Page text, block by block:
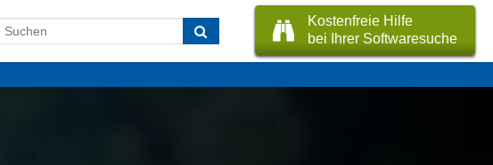
Kostenfreie Hilfe
bei Ihrer Softwaresuche